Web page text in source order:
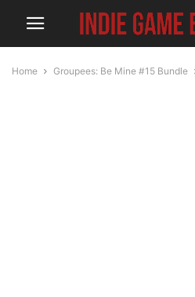
Home Groupees: Be Mine #15 Bundle